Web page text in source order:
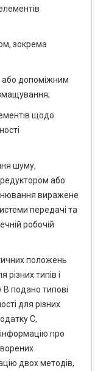
зокрема
допоміжним
щодо
шуму,
або
виражене
передачі та
робочій
положень
типів і
В подано типові
для різних
С,
про
двох методів,